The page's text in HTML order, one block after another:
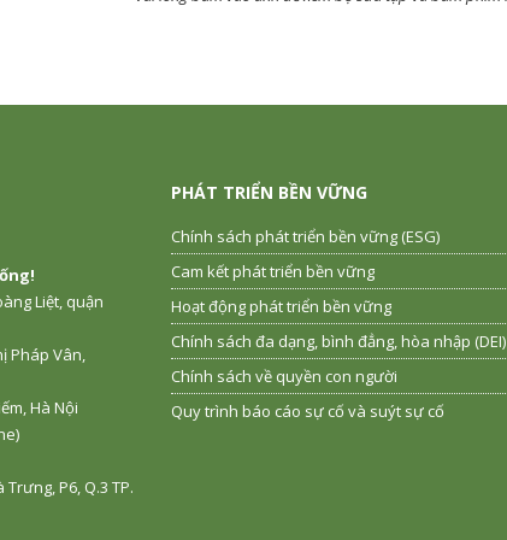
Liệt, quận
Pháp Vân,
Hà Nội
P6, Q.3 TP.
PHÁT TRIỂN BỀN VỮNG
Chính sách phát triển bền vững (ESG)
Cam kết phát triển bền vững
Hoạt động phát triển bền vững
Chính sách đa dạng, bình đẳng, hòa nhập (DEI)
Chính sách về quyền con người
Quy trình báo cáo sự cố và suýt sự cố